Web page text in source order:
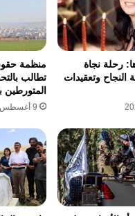
علي لاريجاني
جدا مضيق هرمز
رحلة نجاة
النجاح وتعقيدات
منظمة
تطالب
المتورطين
9 أغسطس، 2026